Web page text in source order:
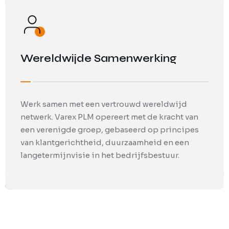
productontwikkelingscyclus.
werkzaamheden.
Wereldwijde Samenwerking
Werk samen met een vertrouwd wereldwijd
netwerk. Varex PLM opereert met de kracht van
een verenigde groep, gebaseerd op principes
van klantgerichtheid, duurzaamheid en een
langetermijnvisie in het bedrijfsbestuur.